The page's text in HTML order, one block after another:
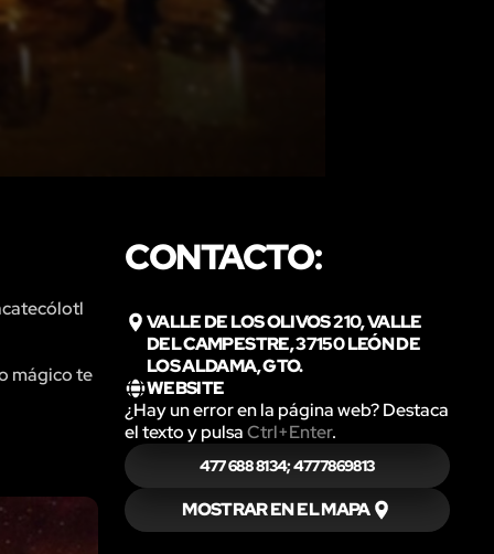
mágico te
CONTACTO:
VALLE DE LOS OLIVOS 210, VALLE
DEL CAMPESTRE, 37150 LEÓN DE
LOS ALDAMA, GTO.
WEBSITE
¿Hay un error en la página web? Destaca
el texto y pulsaCtrl+Enter.
477 688 8134; 4777869813
MOSTRAR EN EL MAPA